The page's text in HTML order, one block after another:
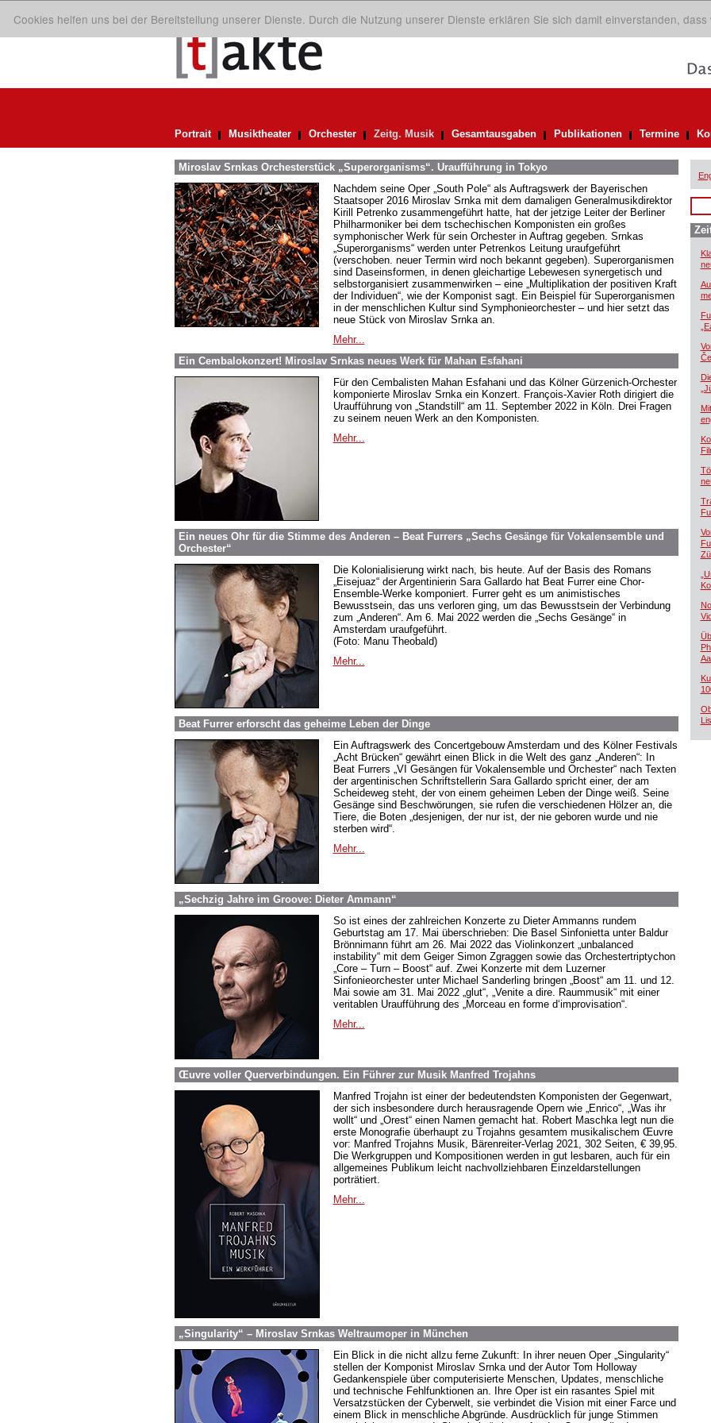
Cookies helfen uns bei der Bereitstellung unserer Dienste. Durch die Nutzung unserer Dienste erklären Sie sich damit einverstanden, dass
Portrait Musiktheater Orchester Zeitg. Musik Gesamtausgaben Publikationen Termine
Miroslav Srnkas Orchesterstück „Superorganisms“. Uraufführung in Tokyo
Nachdem seine Oper „South Pole“ als Auftragswerk der Bayerischen
Staatsoper 2016 Miroslav Srnka mit dem damaligen Generalmusikdirektor
Kirill Petrenko zusammengeführt hatte, hat der jetzige Leiter der Berliner
Philharmoniker bei dem tschechischen Komponisten ein großes
symphonischer Werk für sein Orchester in Auftrag gegeben. Srnkas
„Superorganisms“ werden unter Petrenkos Leitung uraufgeführt
(verschoben. neuer Termin wird noch bekannt gegeben). Superorganismen
sind Daseinsformen, in denen gleichartige Lebewesen synergetisch und
selbstorganisiert zusammenwirken – eine „Multiplikation der positiven Kraft
der Individuen“, wie der Komponist sagt. Ein Beispiel für Superorganismen
in der menschlichen Kultur sind Symphonieorchester – und hier setzt das
neue Stück von Miroslav Srnka an.
Mehr...
Ein Cembalokonzert! Miroslav Srnkas neues Werk für Mahan Esfahani
Für den Cembalisten Mahan Esfahani und das Kölner Gürzenich-Orchester
komponierte Miroslav Srnka ein Konzert. François-Xavier Roth dirigiert die
Uraufführung von „Standstill“ am 11. September 2022 in Köln. Drei Fragen
zu seinem neuen Werk an den Komponisten.
Mehr...
Ein neues Ohr für die Stimme des Anderen – Beat Furrers „Sechs Gesänge für Vokalensemble und
Orchester“
Die Kolonialisierung wirkt nach, bis heute. Auf der Basis des Romans
„Eisejuaz“ der Argentinierin Sara Gallardo hat Beat Furrer eine Chor-
Ensemble-Werke komponiert. Furrer geht es um animistisches
Bewusstsein, das uns verloren ging, um das Bewusstsein der Verbindung
zum „Anderen“. Am 6. Mai 2022 werden die „Sechs Gesänge“ in
Amsterdam uraufgeführt.
(Foto: Manu Theobald)
Mehr...
Beat Furrer erforscht das geheime Leben der Dinge
Ein Auftragswerk des Concertgebouw Amsterdam und des Kölner Festivals
„Acht Brücken“ gewährt einen Blick in die Welt des ganz „Anderen“: In
Beat Furrers „VI Gesängen für Vokalensemble und Orchester“ nach Texten
der argentinischen Schriftstellerin Sara Gallardo spricht einer, der am
Scheideweg steht, der von einem geheimen Leben der Dinge weiß. Seine
Gesänge sind Beschwörungen, sie rufen die verschiedenen Hölzer an, die
Tiere, die Boten „desjenigen, der nur ist, der nie geboren wurde und nie
sterben wird“.
Mehr...
„Sechzig Jahre im Groove: Dieter Ammann“
So ist eines der zahlreichen Konzerte zu Dieter Ammanns rundem
Geburtstag am 17. Mai überschrieben: Die Basel Sinfonietta unter Baldur
Brönnimann führt am 26. Mai 2022 das Violinkonzert „unbalanced
instability“ mit dem Geiger Simon Zgraggen sowie das Orchestertriptychon
„Core – Turn – Boost“ auf. Zwei Konzerte mit dem Luzerner
Sinfonieorchester unter Michael Sanderling bringen „Boost“ am 11. und 12.
Mai sowie am 31. Mai 2022 „glut“, „Venite a dire. Raummusik“ mit einer
veritablen Uraufführung des „Morceau en forme d‘improvisation“.
Mehr...
Œuvre voller Querverbindungen. Ein Führer zur Musik Manfred Trojahns
Manfred Trojahn ist einer der bedeutendsten Komponisten der Gegenwart,
der sich insbesondere durch herausragende Opern wie „Enrico“, „Was ihr
wollt“ und „Orest“ einen Namen gemacht hat. Robert Maschka legt nun die
erste Monografie überhaupt zu Trojahns gesamtem musikalischem Œuvre
vor: Manfred Trojahns Musik, Bärenreiter-Verlag 2021, 302 Seiten, € 39,95.
Die Werkgruppen und Kompositionen werden in gut lesbaren, auch für ein
allgemeines Publikum leicht nachvollziehbaren Einzeldarstellungen
porträtiert.
Mehr...
„Singularity“ – Miroslav Srnkas Weltraumoper in München
Ein Blick in die nicht allzu ferne Zukunft: In ihrer neuen Oper „Singularity“
stellen der Komponist Miroslav Srnka und der Autor Tom Holloway
Gedankenspiele über computerisierte Menschen, Updates, menschliche
und technische Fehlfunktionen an. Ihre Oper ist ein rasantes Spiel mit
Versatzstücken der Cyberwelt, sie verbindet die Vision mit einer Farce und
einem Blick in menschliche Abgründe. Ausdrücklich für junge Stimmen